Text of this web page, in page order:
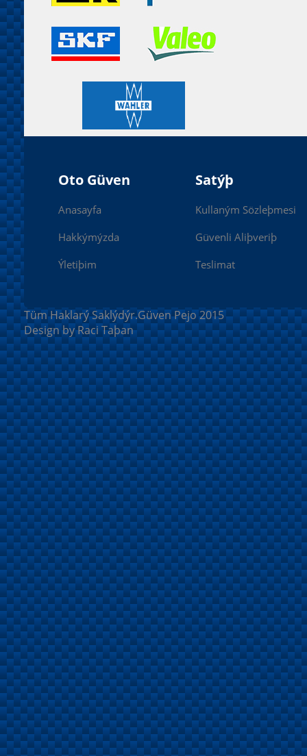
Oto Güven
Anasayfa
Hakkýmýzda
Ýletiþim
Satýþ
Kullaným Sözleþmesi
Güvenli Aliþveriþ
Teslimat
Tüm Haklarý Saklýdýr.Güven Pejo 2015
Design by Raci Taþan